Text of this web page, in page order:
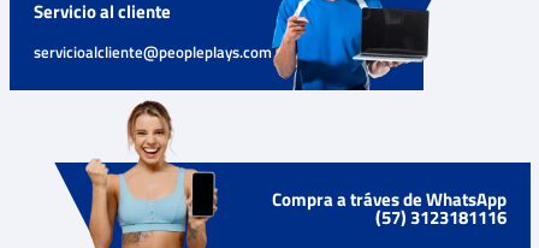
Servicio al cliente
servicioalcliente@peopleplays.com
Compra a tráves de WhatsApp
(57) 3123181116